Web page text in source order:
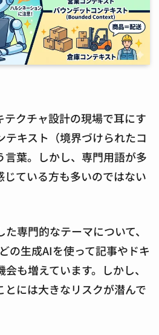
テクチャ設計の現場で耳にす
テキスト（境界づけられたコ
言葉。しかし、専門用語が多
じている方も多いのではない
専門的なテーマについて、
の生成AIを使って記事やドキ
も増えています。しかし、
には大きなリスクが潜んで